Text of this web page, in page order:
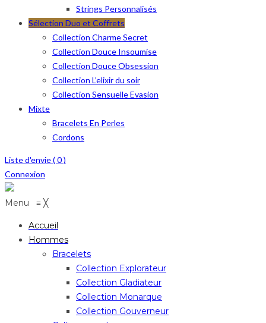
Strings Personnalisés
Sélection Duo et Coffrets
Collection Charme Secret
Collection Douce Insoumise
Collection Douce Obsession
Collection L’elixir du soir
Collection Sensuelle Evasion
Mixte
Bracelets En Perles
Cordons
Liste d'envie (0)
Connexion
Menu ≡ ╳
Accueil
Hommes
Bracelets
Collection Explorateur
Collection Gladiateur
Collection Monarque
Collection Gouverneur